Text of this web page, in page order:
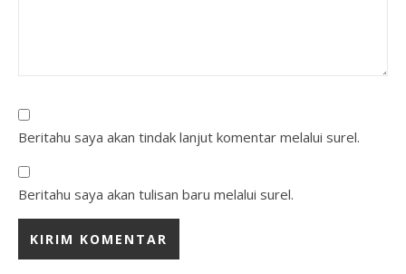
Beritahu saya akan tindak lanjut komentar melalui surel.
Beritahu saya akan tulisan baru melalui surel.